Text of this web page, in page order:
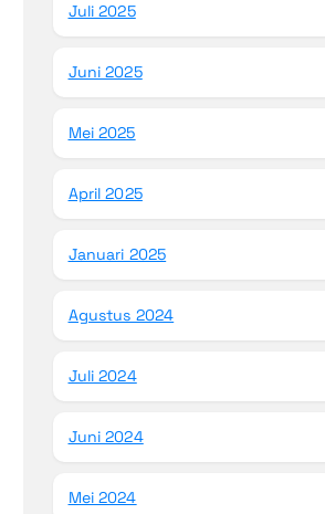
Juli 2025
Juni 2025
Mei 2025
April 2025
Januari 2025
Agustus 2024
Juli 2024
Juni 2024
Mei 2024